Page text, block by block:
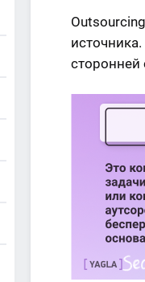
сторонней